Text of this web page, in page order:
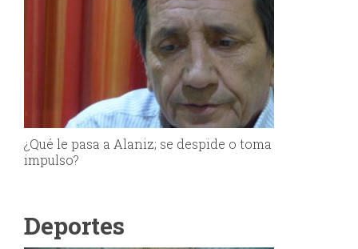
¿Qué le pasa a Alaniz; se despide o toma
impulso?
Deportes